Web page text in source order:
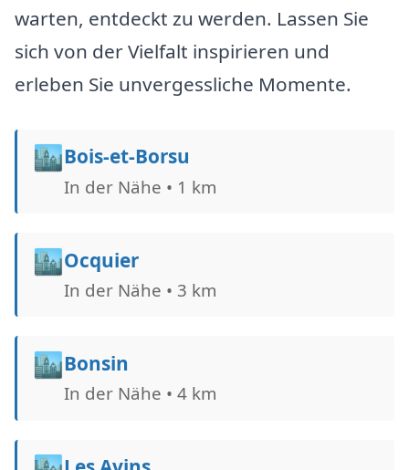
warten, entdeckt zu werden. Lassen Sie
sich von der Vielfalt inspirieren und
erleben Sie unvergessliche Momente.
🏙️Bois-et-Borsu
In der Nähe • 1 km
🏙️Ocquier
In der Nähe • 3 km
🏙️Bonsin
In der Nähe • 4 km